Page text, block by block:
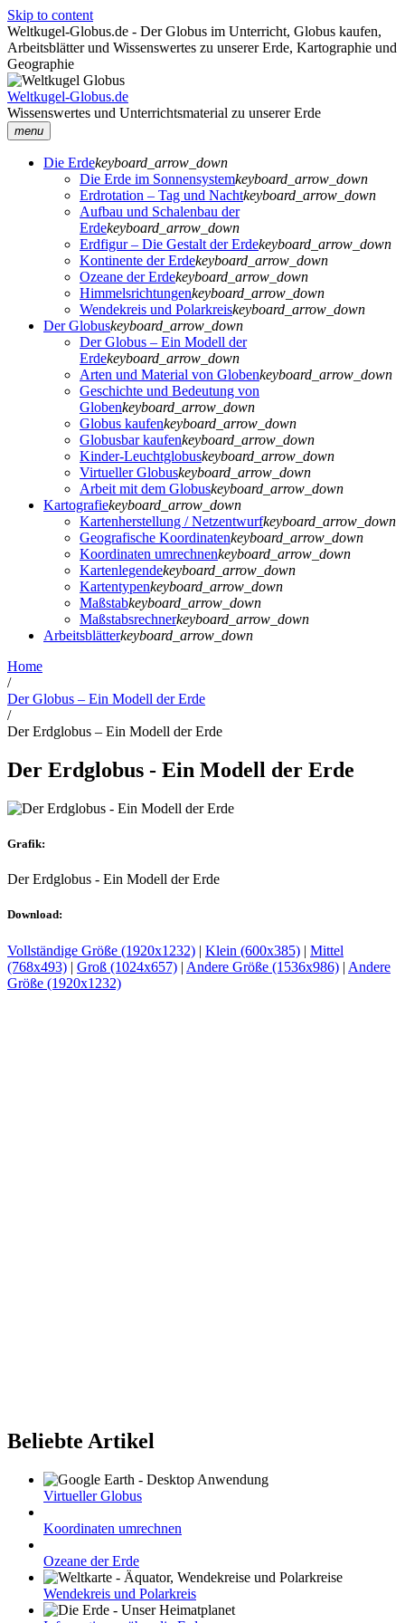
Skip to content
Weltkugel-Globus.de - Der Globus im Unterricht, Globus kaufen,
Arbeitsblätter und Wissenswertes zu unserer Erde, Kartographie und
Geographie
Weltkugel-Globus.de
Wissenswertes und Unterrichtsmaterial zu unserer Erde
menu
Die Erdekeyboard_arrow_down
Die Erde im Sonnensystemkeyboard_arrow_down
Erdrotation – Tag und Nachtkeyboard_arrow_down
Aufbau und Schalenbau der
Erdekeyboard_arrow_down
Erdfigur – Die Gestalt der Erdekeyboard_arrow_down
Kontinente der Erdekeyboard_arrow_down
Ozeane der Erdekeyboard_arrow_down
Himmelsrichtungenkeyboard_arrow_down
Wendekreis und Polarkreiskeyboard_arrow_down
Der Globuskeyboard_arrow_down
Der Globus – Ein Modell der
Erdekeyboard_arrow_down
Arten und Material von Globenkeyboard_arrow_down
Geschichte und Bedeutung von
Globenkeyboard_arrow_down
Globus kaufenkeyboard_arrow_down
Globusbar kaufenkeyboard_arrow_down
Kinder-Leuchtglobuskeyboard_arrow_down
Virtueller Globuskeyboard_arrow_down
Arbeit mit dem Globuskeyboard_arrow_down
Kartografiekeyboard_arrow_down
Kartenherstellung / Netzentwurfkeyboard_arrow_down
Geografische Koordinatenkeyboard_arrow_down
Koordinaten umrechnenkeyboard_arrow_down
Kartenlegendekeyboard_arrow_down
Kartentypenkeyboard_arrow_down
Maßstabkeyboard_arrow_down
Maßstabsrechnerkeyboard_arrow_down
Arbeitsblätterkeyboard_arrow_down
Home
/
Der Globus – Ein Modell der Erde
/
Der Erdglobus – Ein Modell der Erde
Der Erdglobus - Ein Modell der Erde
Grafik:
Der Erdglobus - Ein Modell der Erde
Download:
Vollständige Größe (1920x1232) | Klein (600x385) | Mittel
(768x493) | Groß (1024x657) | Andere Größe (1536x986) | Andere
Größe (1920x1232)
Beliebte Artikel
Virtueller Globus
Koordinaten umrechnen
Ozeane der Erde
Wendekreis und Polarkreis